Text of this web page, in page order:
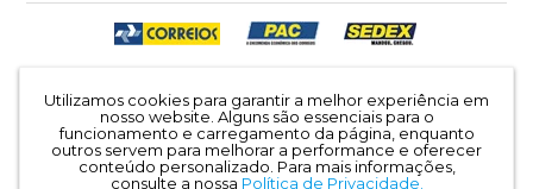
Utilizamos cookies para garantir a melhor experiência em
nosso website. Alguns são essenciais para o
funcionamento e carregamento da página, enquanto
outros servem para melhorar a performance e oferecer
conteúdo personalizado. Para mais informações,
consulte a nossa Política de Privacidade.